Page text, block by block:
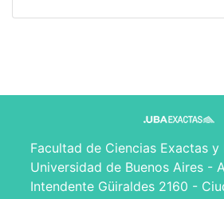
Facultad de Ciencias Exactas
Universidad de Buenos Aires -
Intendente Güiraldes 2160 -